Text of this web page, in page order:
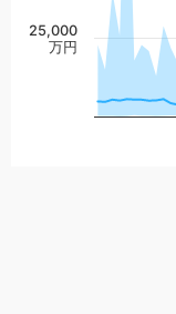
25,000
万円